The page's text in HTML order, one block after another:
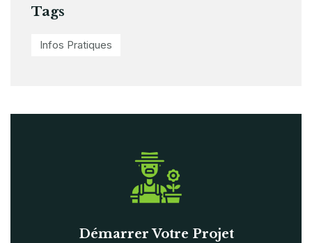
Tags
Infos Pratiques
Démarrer Votre Projet